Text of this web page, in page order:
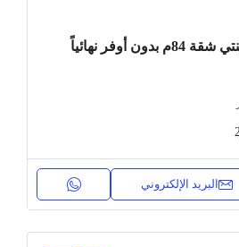
للبيع في بريفادو مدينتي شقة 84م بدون أوفر نهائياً
البريد الإلكتروني